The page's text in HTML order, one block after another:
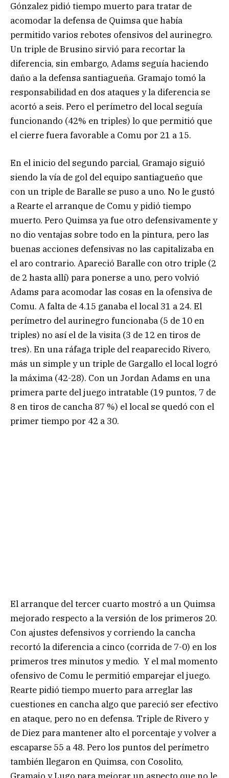
Gónzalez pidió tiempo muerto para tratar de
acomodar la defensa de Quimsa que había
permitido varios rebotes ofensivos del aurinegro.
Un triple de Brusino sirvió para recortar la
diferencia, sin embargo, Adams seguía haciendo
daño a la defensa santiagueña. Gramajo tomó la
responsabilidad en dos ataques y la diferencia se
acortó a seis. Pero el perímetro del local seguía
funcionando (42% en triples) lo que permitió que
el cierre fuera favorable a Comu por 21 a 15.
En el inicio del segundo parcial, Gramajo siguió
siendo la vía de gol del equipo santiagueño que
con un triple de Baralle se puso a uno. No le gustó
a Rearte el arranque de Comu y pidió tiempo
muerto. Pero Quimsa ya fue otro defensivamente y
no dio ventajas sobre todo en la pintura, pero las
buenas acciones defensivas no las capitalizaba en
el aro contrario. Apareció Baralle con otro triple (2
de 2 hasta allí) para ponerse a uno, pero volvió
Adams para acomodar las cosas en la ofensiva de
Comu. A falta de 4.15 ganaba el local 31 a 24. El
perímetro del aurinegro funcionaba (5 de 10 en
triples) no así el de la visita (3 de 12 en tiros de
tres). En una ráfaga triple del reaparecido Rivero,
más un simple y un triple de Gargallo el local logró
la máxima (42-28). Con un Jordan Adams en una
primera parte del juego intratable (19 puntos, 7 de
8 en tiros de cancha 87 %) el local se quedó con el
primer tiempo por 42 a 30.
El arranque del tercer cuarto mostró a un Quimsa
mejorado respecto a la versión de los primeros 20.
Con ajustes defensivos y corriendo la cancha
recortó la diferencia a cinco (corrida de 7-0) en los
primeros tres minutos y medio. Y el mal momento
ofensivo de Comu le permitió emparejar el juego.
Rearte pidió tiempo muerto para arreglar las
cuestiones en cancha algo que pareció ser efectivo
en ataque, pero no en defensa. Triple de Rivero y
de Diez para mantener alto el porcentaje y volver a
escaparse 55 a 48. Pero los puntos del perímetro
también llegaron en Quimsa, con Cosolito,